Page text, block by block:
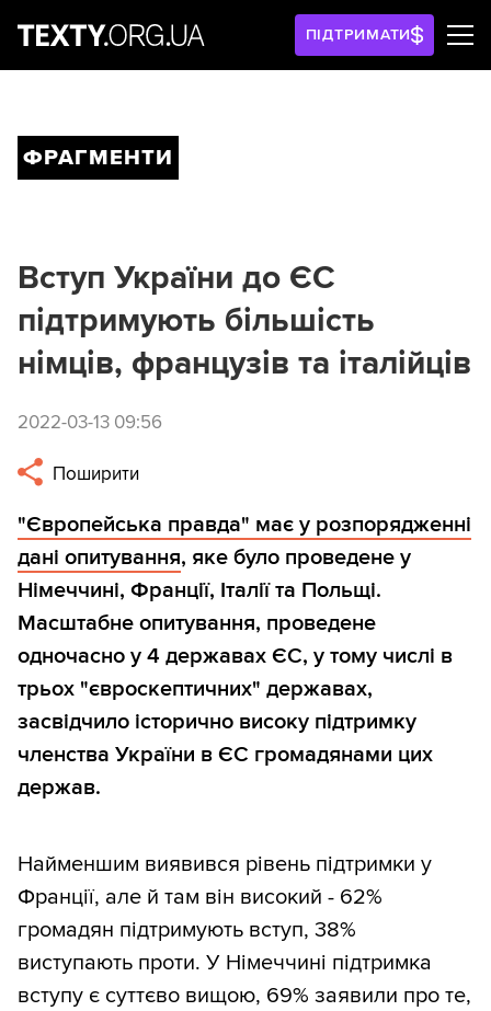
ПІДТРИМАТИ
ФРАГМЕНТИ
Вступ України до ЄС
підтримують більшість
німців, французів та італійців
2022-03-13 09:56
Поширити
"Європейська правда" має у розпорядженні
дані опитування, яке було проведене у
Німеччині, Франції, Італії та Польщі.
Масштабне опитування, проведене
одночасно у 4 державах ЄС, у тому числі в
трьох "євроскептичних" державах,
засвідчило історично високу підтримку
членства України в ЄС громадянами цих
держав.
Найменшим виявився рівень підтримки у
Франції, але й там він високий - 62%
громадян підтримують вступ, 38%
виступають проти. У Німеччині підтримка
вступу є суттєво вищою, 69% заявили про те,